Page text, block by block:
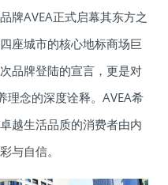
牌AVEA正式启幕其东方之
座城市的核心地标商场巨
品牌登陆的宣言，更是对
理念的深度诠释。AVEA希
越生活品质的消费者由内
与自信。